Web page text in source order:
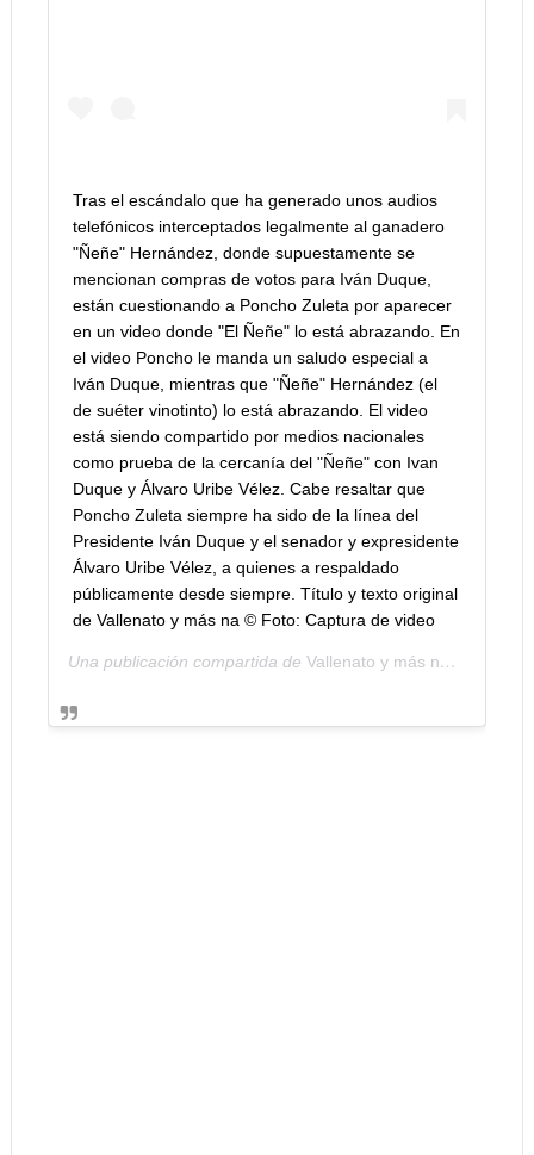
Tras el escándalo que ha generado unos audios
telefónicos interceptados legalmente al ganadero
"Ñeñe" Hernández, donde supuestamente se
mencionan compras de votos para Iván Duque,
están cuestionando a Poncho Zuleta por aparecer
en un video donde "El Ñeñe" lo está abrazando. En
el video Poncho le manda un saludo especial a
Iván Duque, mientras que "Ñeñe" Hernández (el
de suéter vinotinto) lo está abrazando. El video
está siendo compartido por medios nacionales
como prueba de la cercanía del "Ñeñe" con Ivan
Duque y Álvaro Uribe Vélez. Cabe resaltar que
Poncho Zuleta siempre ha sido de la línea del
Presidente Iván Duque y el senador y expresidente
Álvaro Uribe Vélez, a quienes a respaldado
públicamente desde siempre. Título y texto original
de Vallenato y más na © Foto: Captura de video
Una publicación compartida de Vallenato y más na